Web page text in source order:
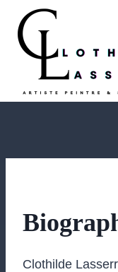
contenu
Clothilde